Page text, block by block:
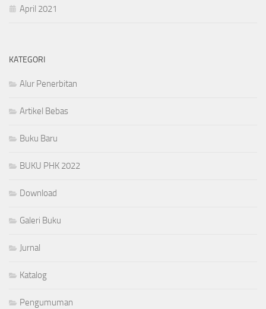
April 2021
KATEGORI
Alur Penerbitan
Artikel Bebas
Buku Baru
BUKU PHK 2022
Download
Galeri Buku
Jurnal
Katalog
Pengumuman